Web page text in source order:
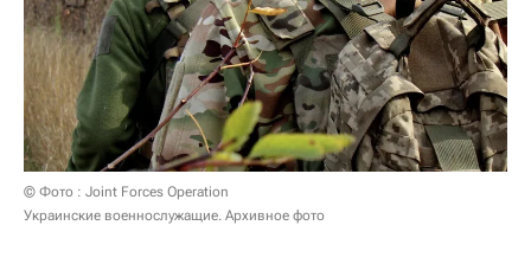
© Фото : Joint Forces Operation
Украинские военнослужащие. Архивное фото